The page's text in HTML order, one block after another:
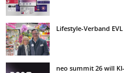
Lifestyle-Verband
neo summit 26 will